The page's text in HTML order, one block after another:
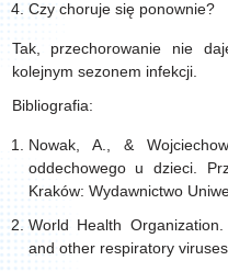
Czy choruje się ponownie?
Tak, przechorowanie nie
kolejnym sezonem infekcji.
Bibliografia:
Nowak, A., &
oddechowego u dzieci.
Kraków: Wydawnictwo
World Health
and other respiratory viruses,